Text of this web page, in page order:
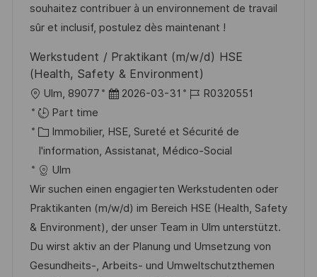
o
n
c
h
g
d
u
o
e
e
souhaitez contribuer à un environnement de travail
sûr et inclusif, postulez dès maintenant !
Werkstudent / Praktikant (m/w/d) HSE
(Health, Safety & Environment)
o
c
i
s
a
t
i
Ulm, 89077
D
t
e
’
a
f
i
2026-03-31
R
f
é
e
n
c
e
d
R0320551
Part time
C
a
t
é
g
o
r
i
Immobilier, HSE, Sureté et Sécurité de
I'information, Assistanat, Médico-Social
Ulm
Wir suchen einen engagierten Werkstudenten oder
Praktikanten (m/w/d) im Bereich HSE (Health, Safety
& Environment), der unser Team in Ulm unterstützt.
Du wirst aktiv an der Planung und Umsetzung von
Gesundheits-, Arbeits- und Umweltschutzthemen